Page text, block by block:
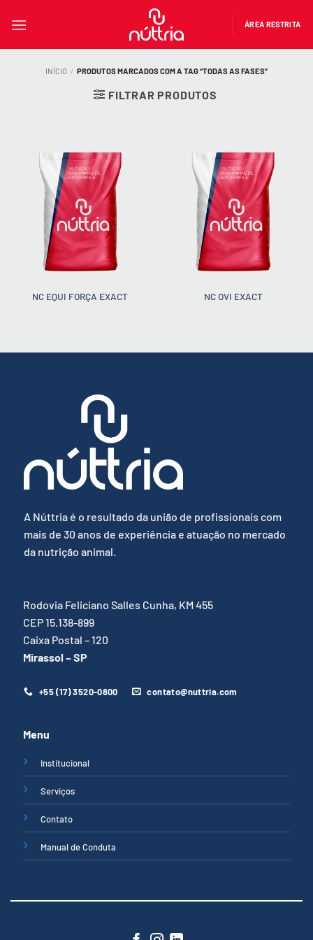
ÁREA RESTRITA
INÍCIO / PRODUTOS MARCADOS COM A TAG “TODAS AS FASES”
FILTRAR PRODUTOS
NC EQUI FORÇA EXACT NC OVI EXACT
A Núttria é o resultado da união de profissionais com
mais de 30 anos de experiência e atuação no mercado
da nutrição animal.
Rodovia Feliciano Salles Cunha, KM 455
CEP 15.138-899
Caixa Postal – 120
Mirassol – SP
+55 (17) 3520-0800 contato@nuttria.com
Menu
Institucional
Serviços
Contato
Manual de Conduta